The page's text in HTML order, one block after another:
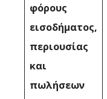
φόρους
εισοδήματος,
περιουσίας
και
πωλήσεων